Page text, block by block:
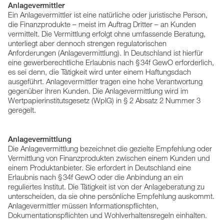
Anlagevermittler
Ein Anlagevermittler ist eine natürliche oder juristische Person,
die Finanzprodukte – meist im Auftrag Dritter – an Kunden
vermittelt. Die Vermittlung erfolgt ohne umfassende Beratung,
unterliegt aber dennoch strengen regulatorischen
Anforderungen (Anlagevermittlung). In Deutschland ist hierfür
eine gewerberechtliche Erlaubnis nach § 34f GewO erforderlich,
es sei denn, die Tätigkeit wird unter einem Haftungsdach
ausgeführt. Anlagevermittler tragen eine hohe Verantwortung
gegenüber ihren Kunden. Die Anlagevermittlung wird im
Wertpapierinstitutsgesetz (WpIG) in § 2 Absatz 2 Nummer 3
geregelt.
Anlagevermittlung
Die Anlagevermittlung bezeichnet die gezielte Empfehlung oder
Vermittlung von Finanzprodukten zwischen einem Kunden und
einem Produktanbieter. Sie erfordert in Deutschland eine
Erlaubnis nach § 34f GewO oder die Anbindung an ein
reguliertes Institut. Die Tätigkeit ist von der Anlageberatung zu
unterscheiden, da sie ohne persönliche Empfehlung auskommt.
Anlagevermittler müssen Informationspflichten,
Dokumentationspflichten und Wohlverhaltensregeln einhalten.